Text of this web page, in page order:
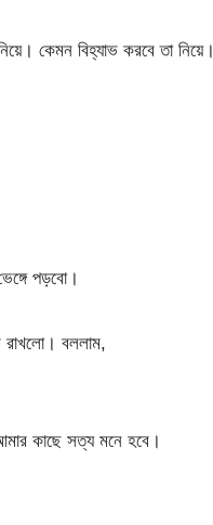
কেমন বিহ্যাভ করবে তা নিয়ে।
পড়বো।
রাখলো। বললাম,
কাছে সত্য মনে হবে।